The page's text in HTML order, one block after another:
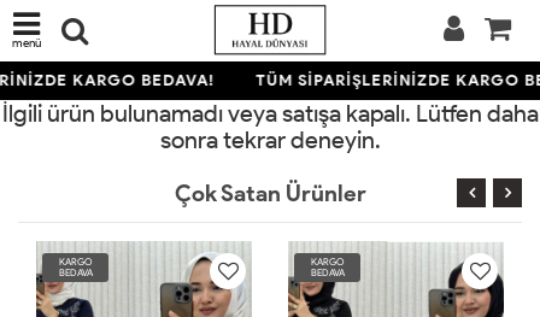
menü
KARGO BEDAVA! TÜM SİPARİŞLERİNİZDE KARGO
İlgili ürün bulunamadı veya satışa kapalı. Lütfen daha
sonra tekrar deneyin.
Çok Satan Ürünler
KARGO
BEDAVA
KARGO
BEDAVA